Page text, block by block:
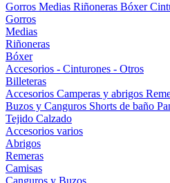
Gorros Medias Riñoneras Bóxer
Gorros
Medias
Riñoneras
Bóxer
Accesorios - Cinturones - Otros
Billeteras
Accesorios Camperas y abrigos
Buzos y Canguros Shorts de baño
Tejido Calzado
Accesorios varios
Abrigos
Remeras
Camisas
Canguros y Buzos